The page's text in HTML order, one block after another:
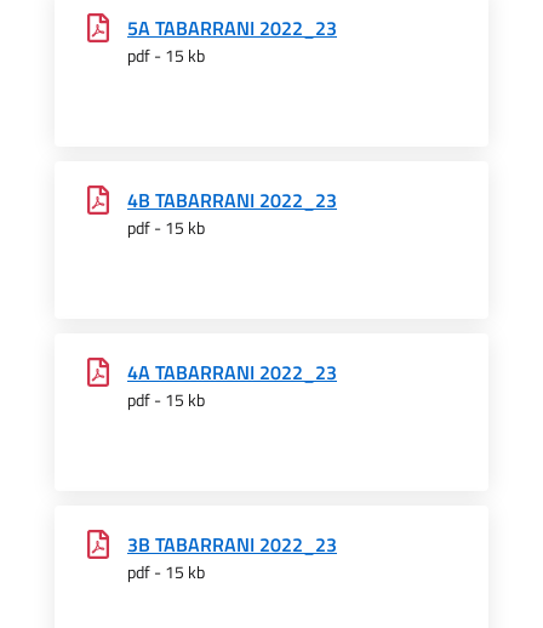
5A TABARRANI 2022_23
pdf - 15 kb
4B TABARRANI 2022_23
pdf - 15 kb
4A TABARRANI 2022_23
pdf - 15 kb
3B TABARRANI 2022_23
pdf - 15 kb